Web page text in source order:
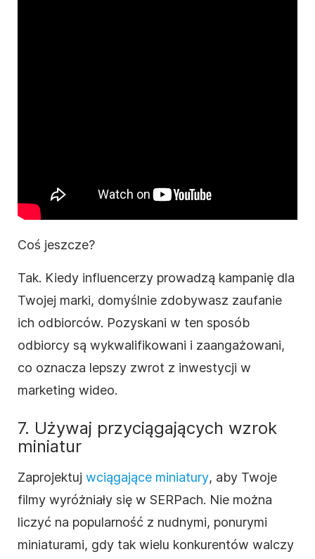
Coś jeszcze?
Tak. Kiedy influencerzy prowadzą kampanię dla
Twojej marki, domyślnie zdobywasz zaufanie
ich odbiorców. Pozyskani w ten sposób
odbiorcy są wykwalifikowani i zaangażowani,
co oznacza lepszy zwrot z inwestycji w
marketing wideo.
7. Używaj przyciągających wzrok
miniatur
Zaprojektuj wciągające miniatury, aby Twoje
filmy wyróżniały się w SERPach. Nie można
liczyć na popularność z nudnymi, ponurymi
miniaturami, gdy tak wielu konkurentów walczy